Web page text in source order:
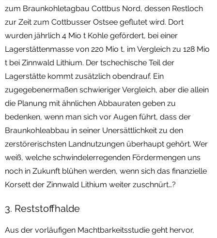
zum Braunkohletagbau Cottbus Nord, dessen Restloch
zur Zeit zum Cottbusser Ostsee geflutet wird. Dort
wurden jährlich 4 Mio t Kohle gefördert, bei einer
Lagerstättenmasse von 220 Mio t, im Vergleich zu 128 Mio
t bei Zinnwald Lithium. Der tschechische Teil der
Lagerstätte kommt zusätzlich obendrauf. Ein
zugegebenermaßen schwieriger Vergleich, aber die allein
die Planung mit ähnlichen Abbauraten geben zu
bedenken, wenn man sich vor Augen führt, dass der
Braunkohleabbau in seiner Unersättlichkeit zu den
zerstörerischsten Landnutzungen überhaupt gehört. Wer
weiß, welche schwindelerregenden Fördermengen uns
noch in Zukunft blühen werden, wenn sich das finanzielle
Korsett der Zinnwald Lithium weiter zuschnürt…?
3. Reststoffhalde
Aus der vorläufigen Machtbarkeitsstudie geht hervor,